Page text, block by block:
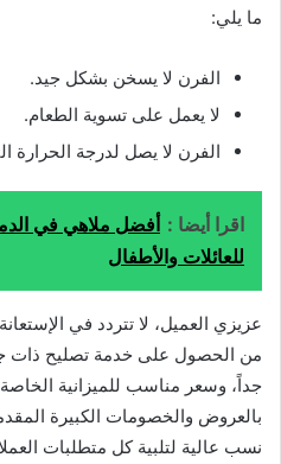
ما يلي:
الفرن لا يسخن بشكل جيد.
لا يعمل على تسوية الطعام.
الفرن لا يصل لدرجة الحرارة
اقرا أيضا :
للعائلات والأطفال
عزيزي العميل، لا تتردد في
من الحصول على خدمة تصليح ذات
جداً، وسعر مناسب للميزانية
بالعروض والخصومات الكبيرة
نسب عالية لتلبية كل متطلبات